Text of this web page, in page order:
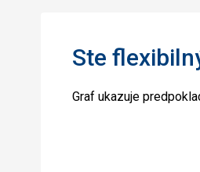
Ste
Graf ukazuje